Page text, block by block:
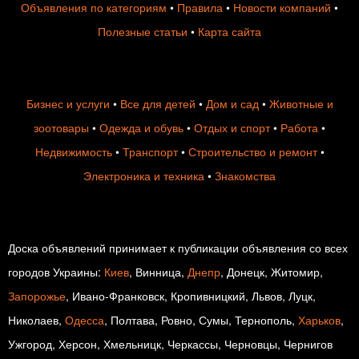
Объявления по категориям • Правила • Новости компаний •
Полезные статьи • Карта сайта
Бизнес и услуги • Все для детей • Дом и сад• Животные и
зоотовары • Одежда и обувь • Отдых и спорт• Работа •
Недвижимость• Транспорт• Строительство и ремонт•
Электроника и техника • Знакомства
Доска объявлений принимает к публикации объявления со всех
городов Украины: Киев, Винница, Днепр, Донецк, Житомир,
Запорожье, Ивано-Франковск, Кропивницкий, Львов, Луцк,
Николаев, Одесса, Полтава, Ровно, Сумы, Тернополь, Харьков,
Ужгород, Херсон, Хмельницк, Черкассы, Черновцы, Чернигов